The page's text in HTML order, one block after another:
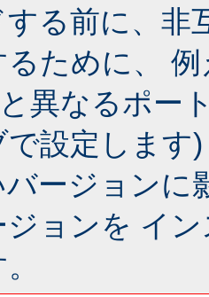
する前に、非
るために、
と異なるポー
で設定します
ージョンに
ジョンを イ